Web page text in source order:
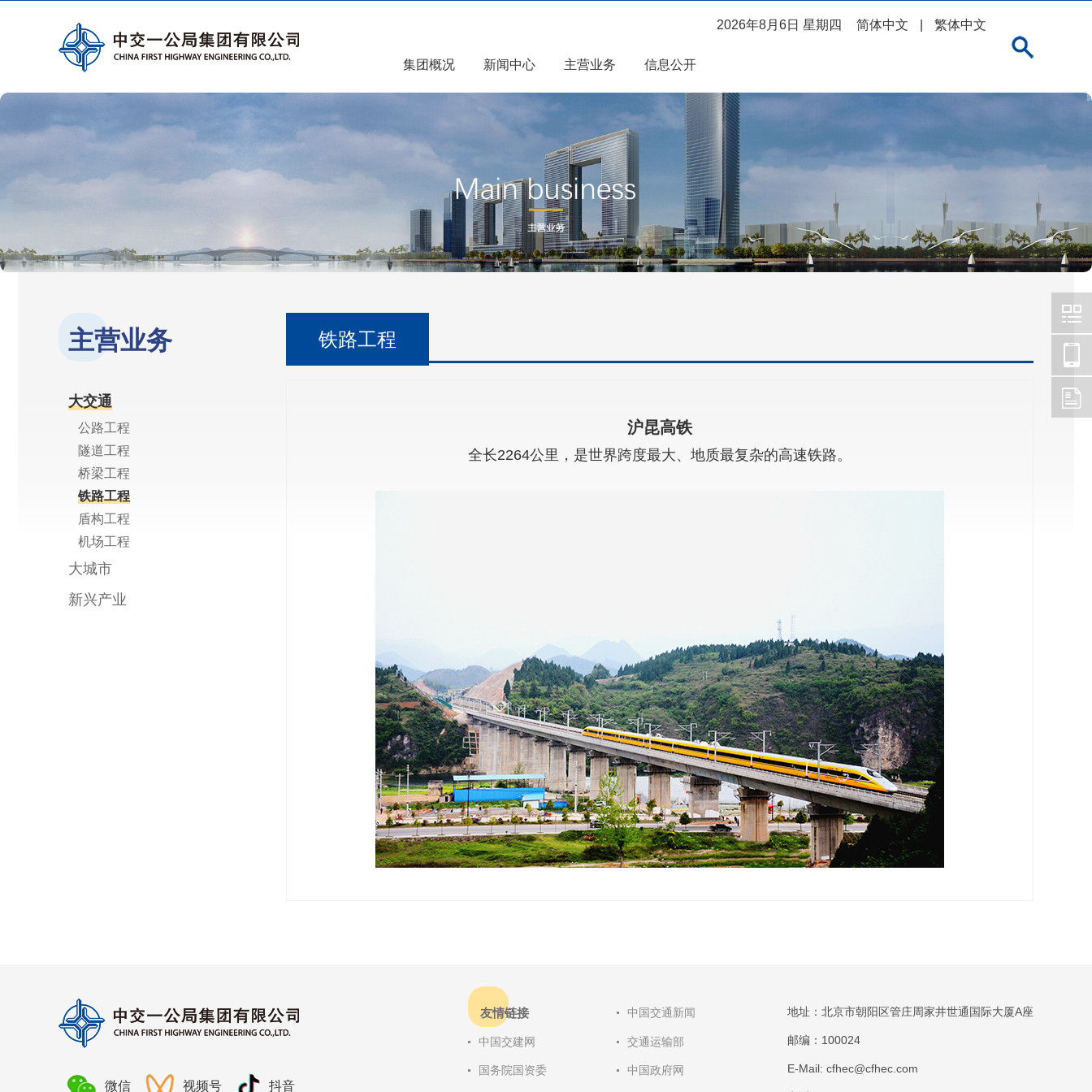
2026年8月6日 星期四 简体中文 繁体中文
集团概况 新闻中心 主营业务 信息公开
主营业务
大交通
公路工程
隧道工程
桥梁工程
铁路工程
盾构工程
机场工程
大城市
新兴产业
铁路工程
沪昆高铁
全长2264公里，是世界跨度最大、地质最复杂的高速铁路。
微信 视频号 抖音
友情链接 中国交通新闻
中国交建网 交通运输部
国务院国资委 中国政府网
地址：北京市朝阳区管庄周家井世通国际大厦A座
邮编：100024
E-Mail: cfhec@cfhec.com